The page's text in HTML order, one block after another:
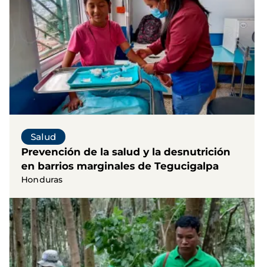
Salud
Prevención de la salud y la desnutrición
en barrios marginales de Tegucigalpa
Honduras